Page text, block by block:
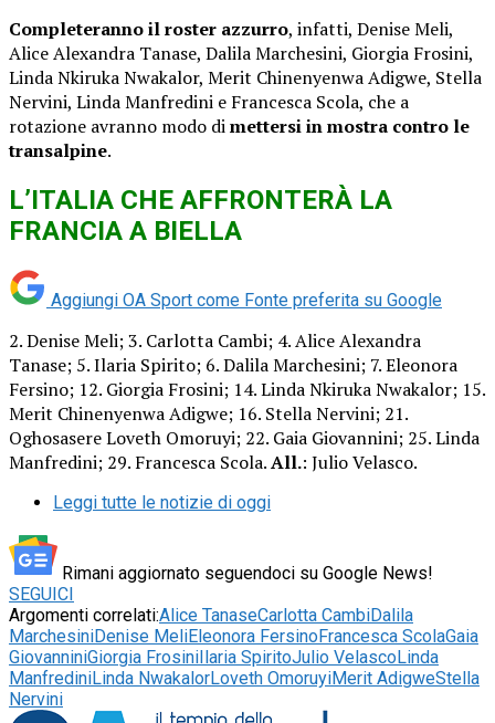
Completeranno il roster azzurro, infatti, Denise Meli,
Alice Alexandra Tanase, Dalila Marchesini, Giorgia Frosini,
Linda Nkiruka Nwakalor, Merit Chinenyenwa Adigwe, Stella
Nervini, Linda Manfredini e Francesca Scola, che a
rotazione avranno modo dimettersi in mostra contro le
transalpine.
L’ITALIA CHE AFFRONTERÀ LA
FRANCIA A BIELLA
Aggiungi OA Sport come Fonte preferita su Google
2. Denise Meli; 3. Carlotta Cambi; 4. Alice Alexandra
Tanase; 5. Ilaria Spirito; 6. Dalila Marchesini; 7. Eleonora
Fersino; 12. Giorgia Frosini; 14. Linda Nkiruka Nwakalor; 15.
Merit Chinenyenwa Adigwe; 16. Stella Nervini; 21.
Oghosasere Loveth Omoruyi; 22. Gaia Giovannini; 25. Linda
Manfredini; 29. Francesca Scola.All.: Julio Velasco.
Leggi tutte le notizie di oggi
Rimani aggiornato seguendoci su Google News!
SEGUICI
Argomenti correlati:Alice TanaseCarlotta CambiDalila
MarchesiniDenise MeliEleonora FersinoFrancesca ScolaGaia
GiovanniniGiorgia FrosiniIlaria SpiritoJulio VelascoLinda
ManfrediniLinda NwakalorLoveth OmoruyiMerit AdigweStella
Nervini